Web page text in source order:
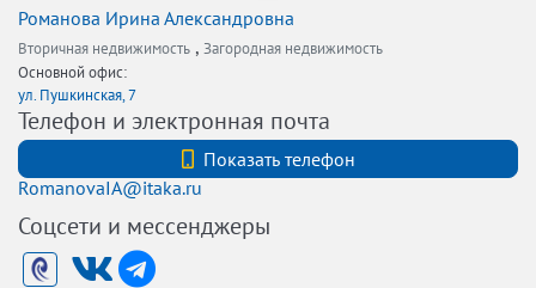
Романова Ирина Александровна
Вторичная недвижимость , Загородная недвижимость
Основной офис:
ул. Пушкинская, 7
Телефон и электронная почта
Показать телефон
RomanovaIA@itaka.ru
Соцсети и мессенджеры